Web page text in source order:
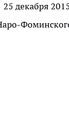
25 декабря